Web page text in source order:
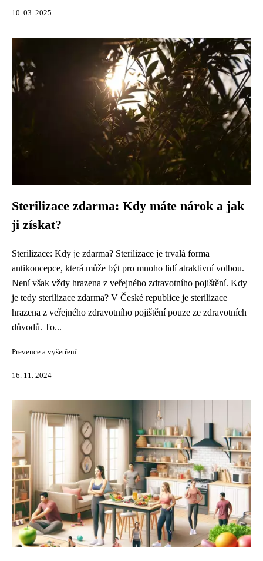
10. 03. 2025
Sterilizace zdarma: Kdy máte nárok a jak
ji získat?
Sterilizace: Kdy je zdarma? Sterilizace je trvalá forma
antikoncepce, která může být pro mnoho lidí atraktivní volbou.
Není však vždy hrazena z veřejného zdravotního pojištění. Kdy
je tedy sterilizace zdarma? V České republice je sterilizace
hrazena z veřejného zdravotního pojištění pouze ze zdravotních
důvodů. To...
Prevence a vyšetření
16. 11. 2024